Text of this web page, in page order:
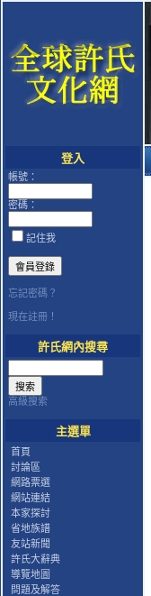
登入
帳號：
密碼：
記住我
忘記密碼？
現在註冊！
許氏網內搜尋
高級搜索
主選單
首頁
討論區
網路票選
網站連結
本家探討
省地族譜
友站新聞
許氏大辭典
導覽地圖
問題及解答